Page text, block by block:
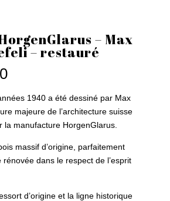
– Max
– restauré
1940 a été dessiné par Max
majeure de l’architecture suisse
la manufacture HorgenGlarus.
massif d’origine, parfaitement
dans le respect de l’esprit
d’origine et la ligne historique